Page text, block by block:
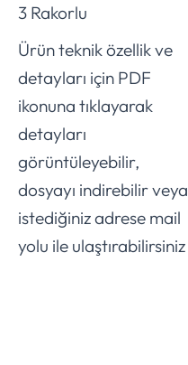
3 Rakorlu
Ürün teknik özellik ve
detayları için PDF
ikonuna tıklayarak
detayları
görüntüleyebilir,
dosyayı indirebilir veya
istediğiniz adrese mail
yolu ile ulaştırabilirsiniz